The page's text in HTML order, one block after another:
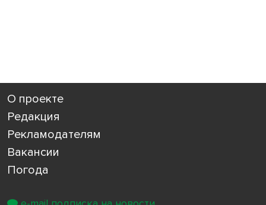
О проекте
Редакция
Рекламодателям
Вакансии
Погода